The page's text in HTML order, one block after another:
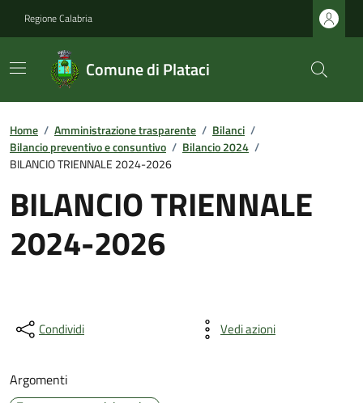
Regione Calabria
Comune di Plataci
Home / Amministrazione trasparente / Bilanci /
Bilancio preventivo e consuntivo / Bilancio 2024 /
BILANCIO TRIENNALE 2024-2026
BILANCIO TRIENNALE
2024-2026
Condividi Vedi azioni
Argomenti